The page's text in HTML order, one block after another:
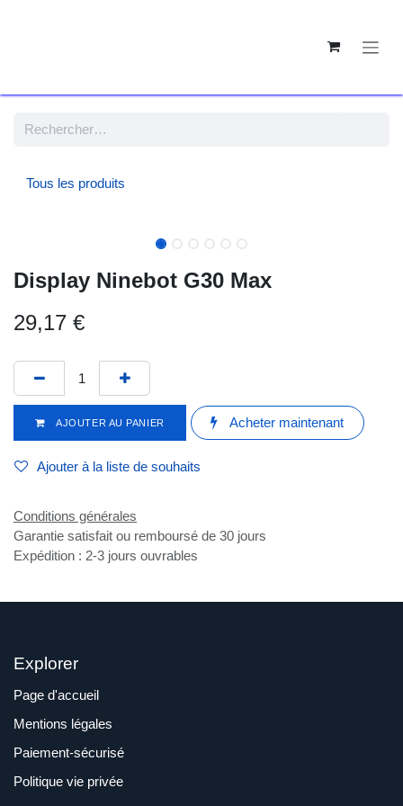
Tous les produits
Display Ninebot G30 Max
29,17€
AJOUTER AU PANIER Acheter maintenant
Ajouter à la liste de souhaits
Conditions générales
Garantie satisfait ou remboursé de 30 jours
Expédition : 2-3 jours ouvrables
Explorer
Page d'accueil
Mentions légales
Paiement-sécurisé
Politique vie privée